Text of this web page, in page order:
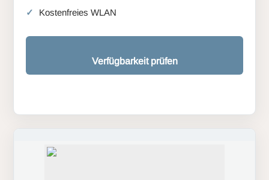
Kostenfreies WLAN
Verfügbarkeit prüfen